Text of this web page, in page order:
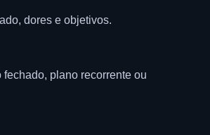
dores e objetivos.
plano recorrente ou